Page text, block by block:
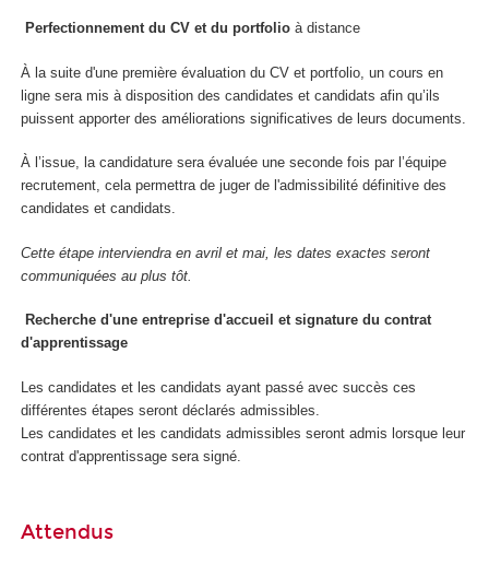
Perfectionnement du CV et du portfolio à distance
À la suite d'une première évaluation du CV et portfolio, un cours en
ligne sera mis à disposition des candidates et candidats afin qu’ils
puissent apporter des améliorations significatives de leurs documents.
À l’issue, la candidature sera évaluée une seconde fois par l’équipe
recrutement, cela permettra de juger de l'admissibilité définitive des
candidates et candidats.
Cette étape interviendra en avril et mai, les dates exactes seront
communiquées au plus tôt.
Recherche d'une entreprise d'accueil et signature du contrat
d'apprentissage
Les candidates et les candidats ayant passé avec succès ces
différentes étapes seront déclarés admissibles.
Les candidates et les candidats admissibles seront admis lorsque leur
contrat d'apprentissage sera signé.
Attendus